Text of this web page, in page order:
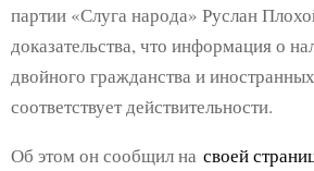
партии «Слуга народа» Руслан
доказательства, что информация о
двойного гражданства и
соответствует действительности.
Об этом он сообщил на своей